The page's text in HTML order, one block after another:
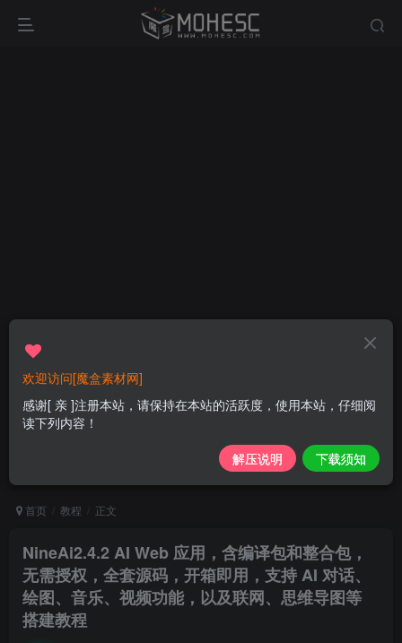
首页 教程 正文
NineAi2.4.2 AI Web 应用，含编译包和整合包，
无需授权，全套源码，开箱即用，支持 AI 对话、
绘图、音乐、视频功能，以及联网、思维导图等
搭建教程
欢迎访问[魔盒素材网]
感谢[ 亲 ]注册本站，请保持在本站的活跃度，使用本站，仔细阅
读下列内容！
解压说明 下载须知